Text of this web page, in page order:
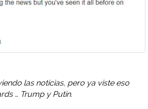
las noticias, pero ya viste eso
… Trump y Putin.